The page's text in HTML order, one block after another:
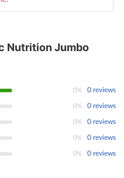
Nutrition Jumbo
0% 0 reviews
0% 0 reviews
0% 0 reviews
0% 0 reviews
0% 0 reviews